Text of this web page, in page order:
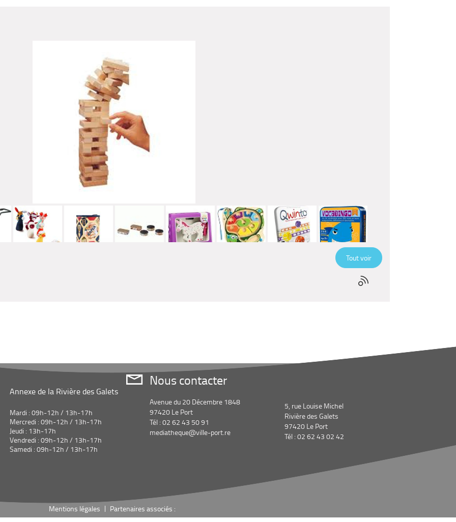
Tout voir
Annexe de la Rivière des Galets
Mardi : 09h-12h / 13h-17h
Mercredi : 09h-12h / 13h-17h
Jeudi : 13h-17h
Vendredi : 09h-12h / 13h-17h
Samedi : 09h-12h / 13h-17h
Nous contacter
Avenue du 20 Décembre 1848
97420 Le Port
Tél : 02 62 43 50 91
mediatheque@ville-port.re
5, rue Louise Michel
Rivière des Galets
97420 Le Port
Tél : 02 62 43 02 42
Mentions légales Partenaires associés :